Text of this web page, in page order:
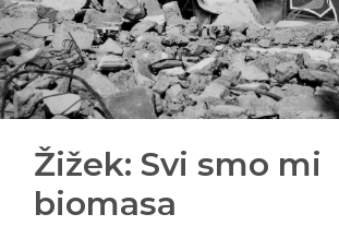
Žižek: Svi smo mi
biomasa